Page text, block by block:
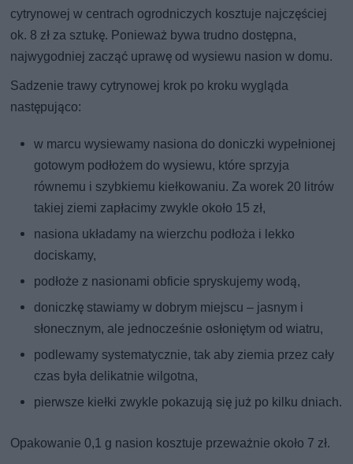
cytrynowej w centrach ogrodniczych kosztuje najczęściej
ok. 8 zł za sztukę. Ponieważ bywa trudno dostępna,
najwygodniej zacząć uprawę od wysiewu nasion w domu.
Sadzenie trawy cytrynowej krok po kroku wygląda
następująco:
w marcu wysiewamy nasiona do doniczki wypełnionej
gotowym podłożem do wysiewu, które sprzyja
równemu i szybkiemu kiełkowaniu. Za worek 20 litrów
takiej ziemi zapłacimy zwykle około 15 zł,
nasiona układamy na wierzchu podłoża i lekko
dociskamy,
podłoże z nasionami obficie spryskujemy wodą,
doniczkę stawiamy w dobrym miejscu – jasnym i
słonecznym, ale jednocześnie osłoniętym od wiatru,
podlewamy systematycznie, tak aby ziemia przez cały
czas była delikatnie wilgotna,
pierwsze kiełki zwykle pokazują się już po kilku dniach.
Opakowanie 0,1 g nasion kosztuje przeważnie około 7 zł.